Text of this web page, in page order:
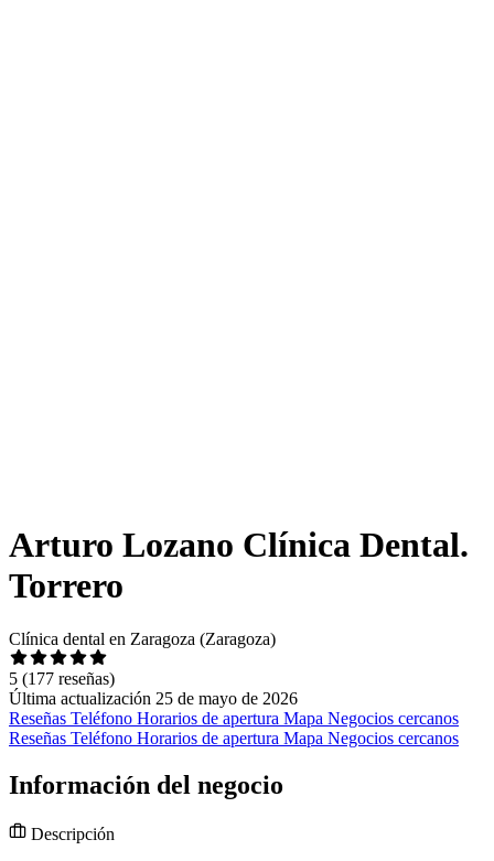
Arturo Lozano Clínica Dental.
Torrero
Clínica dental en Zaragoza (Zaragoza)
5 (177 reseñas)
Última actualización 25 de mayo de 2026
Reseñas Teléfono Horarios de apertura Mapa Negocios cercanos
Reseñas Teléfono Horarios de apertura Mapa Negocios cercanos
Información del negocio
Descripción